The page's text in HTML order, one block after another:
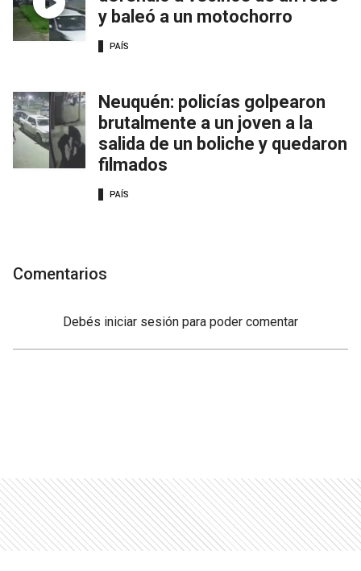
y baleó a un motochorro
PAÍS
Neuquén: policías golpearon
brutalmente a un joven a la
salida de un boliche y quedaron
filmados
PAÍS
Comentarios
Debés iniciar sesión para poder comentar